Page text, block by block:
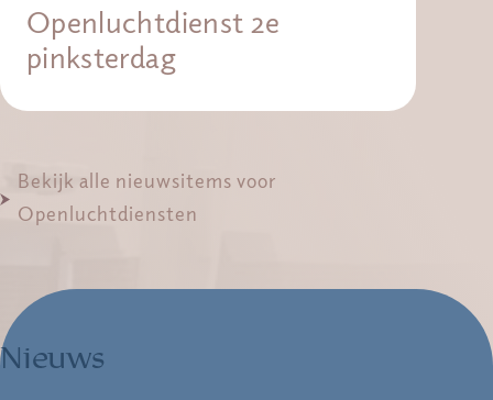
Openluchtdienst 2e
pinksterdag
Bekijk alle nieuwsitems voor
Openluchtdiensten
Nieuws